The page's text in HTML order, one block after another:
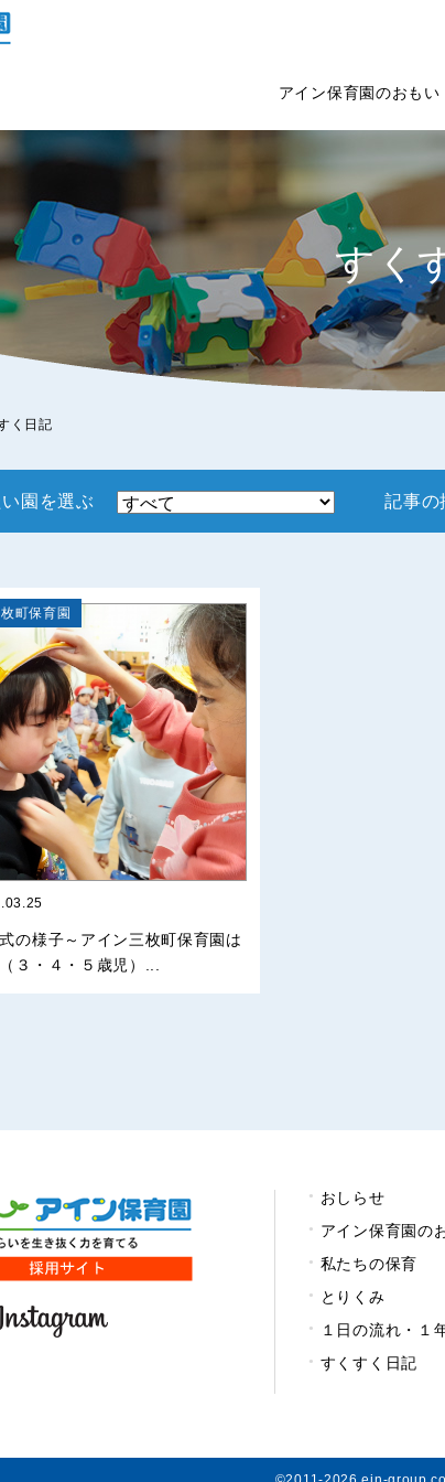
アイン保育園のおもい
すく
く日記
園を選ぶ 記事の
町保育園
の様子～アイン三枚町保育園は
３・４・５歳児）...
おしらせ
アイン保育園の
私たちの保育
とりくみ
１日の流れ・１
すくすく日記